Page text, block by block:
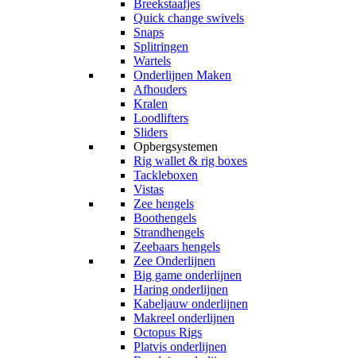
Breekstaafjes
Quick change swivels
Snaps
Splitringen
Wartels
Onderlijnen Maken
Afhouders
Kralen
Loodlifters
Sliders
Opbergsystemen
Rig wallet & rig boxes
Tackleboxen
Vistas
Zee hengels
Boothengels
Strandhengels
Zeebaars hengels
Zee Onderlijnen
Big game onderlijnen
Haring onderlijnen
Kabeljauw onderlijnen
Makreel onderlijnen
Octopus Rigs
Platvis onderlijnen